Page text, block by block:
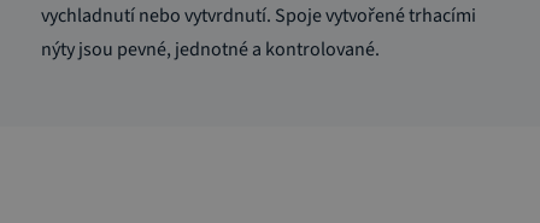
vychladnutí nebo vytvrdnutí. Spoje vytvořené trhacími
nýty jsou pevné, jednotné a kontrolované.